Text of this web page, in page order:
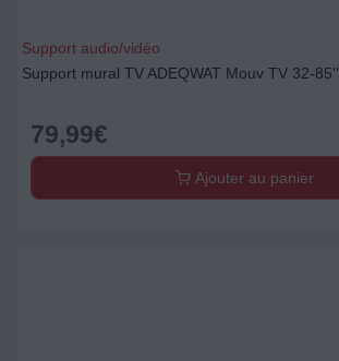
Support audio/vidéo
Support mural TV ADEQWAT Mouv TV 32-85''
79,99€
Ajouter au panier